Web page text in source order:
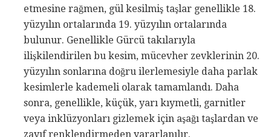
etmesine rağmen, gül kesilmiş taşlar genellikle 18.
yüzyılın ortalarında 19. yüzyılın ortalarında
bulunur. Genellikle Gürcü takılarıyla
ilişkilendirilen bu kesim, mücevher zevklerinin 20.
yüzyılın sonlarına doğru ilerlemesiyle daha parlak
kesimlerle kademeli olarak tamamlandı. Daha
sonra, genellikle, küçük, yarı kıymetli, garnitler
veya inklüzyonları gizlemek için aşağı taşlardan ve
zayıf renklendirmeden yararlanılır.